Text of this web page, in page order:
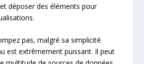
déposer des éléments pour
pas, malgré sa simplicité
est extrêmement puissant. Il peut